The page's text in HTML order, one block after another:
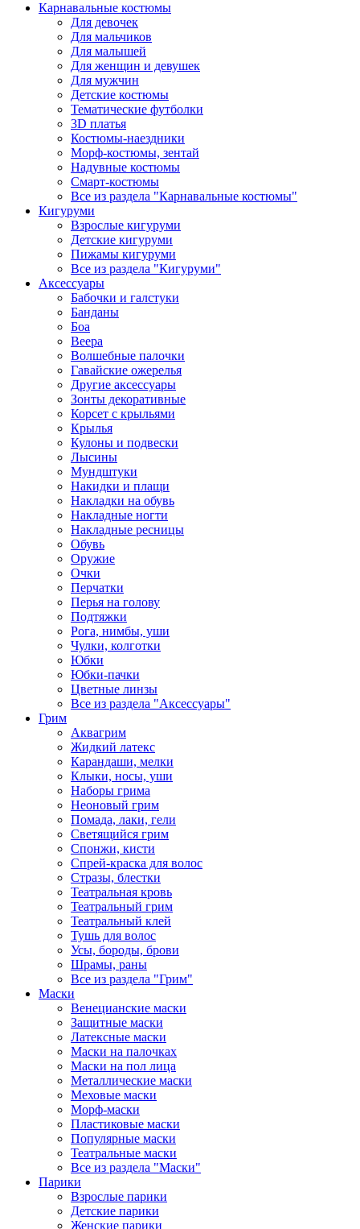
Карнавальные костюмы
Для девочек
Для мальчиков
Для малышей
Для женщин и девушек
Для мужчин
Детские костюмы
Тематические футболки
3D платья
Костюмы-наездники
Морф-костюмы, зентай
Надувные костюмы
Смарт-костюмы
Все из раздела "Карнавальные костюмы"
Кигуруми
Взрослые кигуруми
Детские кигуруми
Пижамы кигуруми
Все из раздела "Кигуруми"
Аксессуары
Бабочки и галстуки
Банданы
Боа
Веера
Волшебные палочки
Гавайские ожерелья
Другие аксессуары
Зонты декоративные
Корсет с крыльями
Крылья
Кулоны и подвески
Лысины
Мундштуки
Накидки и плащи
Накладки на обувь
Накладные ногти
Накладные ресницы
Обувь
Оружие
Очки
Перчатки
Перья на голову
Подтяжки
Рога, нимбы, уши
Чулки, колготки
Юбки
Юбки-пачки
Цветные линзы
Все из раздела "Аксессуары"
Грим
Аквагрим
Жидкий латекс
Карандаши, мелки
Клыки, носы, уши
Наборы грима
Неоновый грим
Помада, лаки, гели
Светящийся грим
Спонжи, кисти
Спрей-краска для волос
Стразы, блестки
Театральная кровь
Театральный грим
Театральный клей
Тушь для волос
Усы, бороды, брови
Шрамы, раны
Все из раздела "Грим"
Маски
Венецианские маски
Защитные маски
Латексные маски
Маски на палочках
Маски на пол лица
Металлические маски
Меховые маски
Морф-маски
Пластиковые маски
Популярные маски
Театральные маски
Все из раздела "Маски"
Парики
Взрослые парики
Детские парики
Женские парики